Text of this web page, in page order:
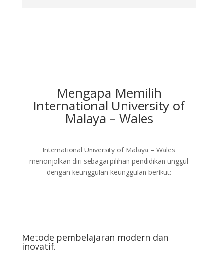
Mengapa Memilih
International University of
Malaya – Wales
International University of Malaya – Wales
menonjolkan diri sebagai pilihan pendidikan unggul
dengan keunggulan-keunggulan berikut:
Metode pembelajaran modern dan
inovatif.